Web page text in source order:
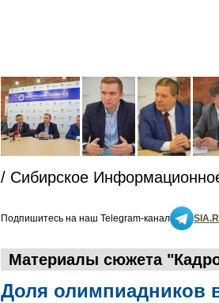
/ Сибирское
Подпишитесь на наш Telegram-канал
Материалы сюжета
Доля олимпиадников